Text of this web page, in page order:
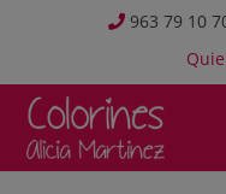
963 79 10